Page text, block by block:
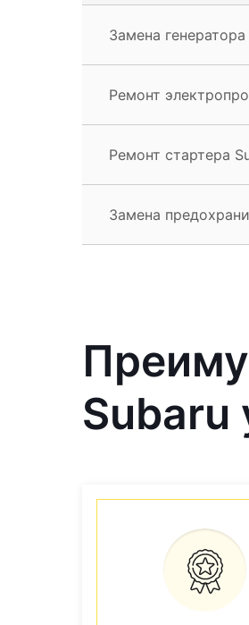
Замена
Ремонт
Ремонт стартера
Замена
Subaru